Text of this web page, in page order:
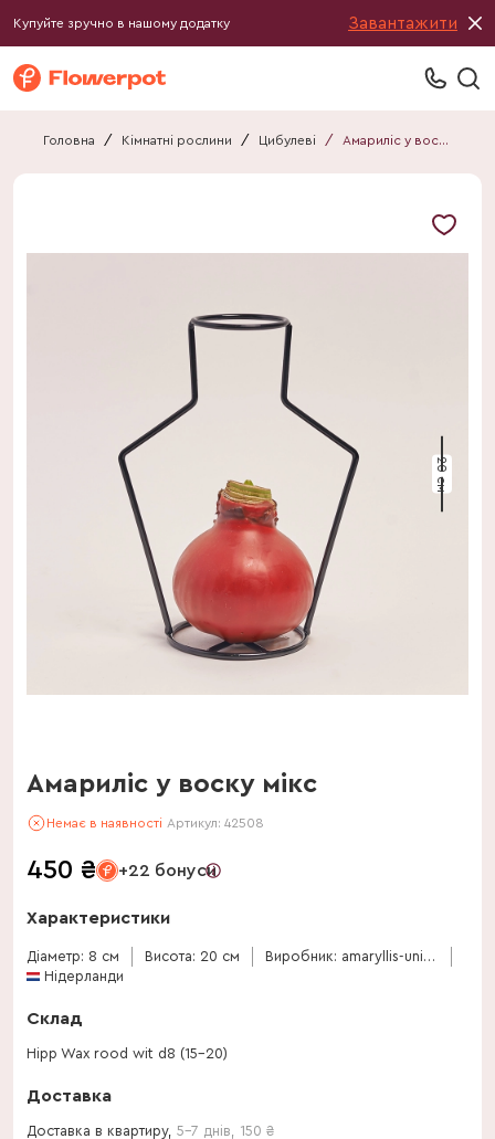
Купуйте зручно в нашому додатку Завантажити
Головна / Кімнатні рослини / Цибулеві / Амариліс у воску мікс
20 см
Амариліс у воску мікс
Немає в наявності Артикул: 42508
450 ₴ +22 бонуси
Характеристики
Діаметр: 8 см Висота: 20 см
Виробник: amaryllis-unique
Нідерланди
Склад
Hipp Wax rood wit d8 (15-20)
Доставка
Доставка в квартиру, 5-7 днів 150 ₴